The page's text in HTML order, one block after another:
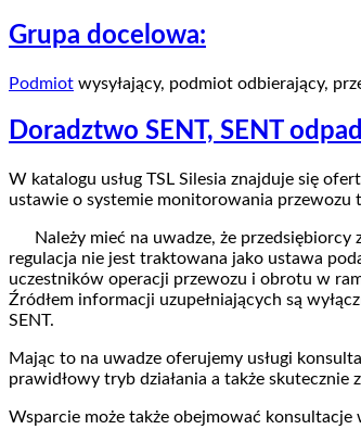
Grupa docelowa:
Podmiot wysyłający, podmiot odbierający,
Doradztwo SENT, SENT
W katalogu usług TSL Silesia znajduje się
ustawie o systemie monitorowania przewozu
Należy mieć na uwadze, że przedsiębiorcy
regulacja nie jest traktowana jako ustawa
uczestników operacji przewozu i obrotu w
Źródłem informacji uzupełniających są
SENT.
Mając to na uwadze oferujemy usługi
prawidłowy tryb działania a także
Wsparcie może także obejmować